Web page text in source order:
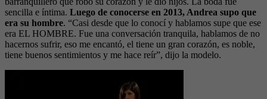
sencilla e íntima. Luego de conocerse en 2013, Andrea supo que
era su hombre. “Casi desde que lo conocí y hablamos supe que ese
era EL HOMBRE. Fue una conversación tranquila, hablamos de no
hacernos sufrir, eso me encantó, el tiene un gran corazón, es noble,
tiene buenos sentimientos y me hace reír”, dijo la modelo.